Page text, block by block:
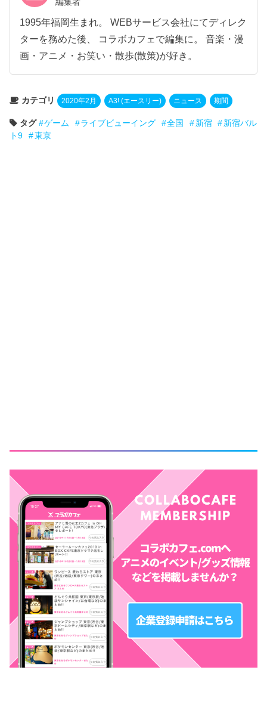
1995年福岡生まれ。 WEBサービス会社にてディレク
ターを務めた後、 コラボカフェで編集に。 音楽・漫
画・アニメ・お笑い・散歩(散策)が好き。
カテゴリ 2020年2月 A3! (エースリー) ニュース 期間
タグ ゲーム ライブビューイング 全国 新宿
新宿バル
ト9
東京